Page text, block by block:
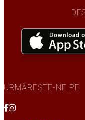
URMĂREȘTE-NE PE